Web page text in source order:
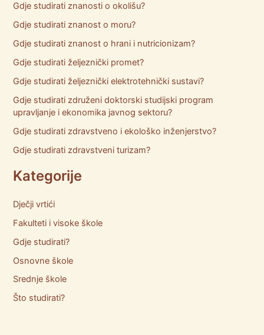
Gdje studirati znanosti o okolišu?
Gdje studirati znanost o moru?
Gdje studirati znanost o hrani i nutricionizam?
Gdje studirati željeznički promet?
Gdje studirati željeznički elektrotehnički sustavi?
Gdje studirati združeni doktorski studijski program
upravljanje i ekonomika javnog sektoru?
Gdje studirati zdravstveno i ekološko inženjerstvo?
Gdje studirati zdravstveni turizam?
Kategorije
Dječji vrtići
Fakulteti i visoke škole
Gdje studirati?
Osnovne škole
Srednje škole
Što studirati?